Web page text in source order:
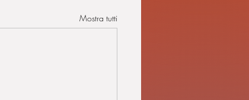
Mostra tutti